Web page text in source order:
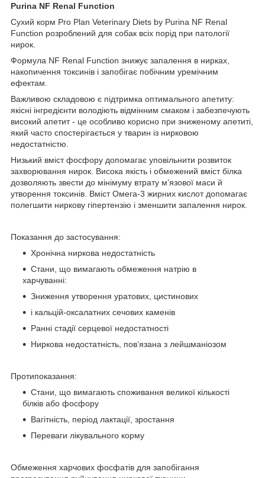
Purina NF Renal Function
Сухий корм Pro Plan Veterinary Diets by Purina NF Renal
Function розроблений для собак всіх порід при патології
нирок.
Формула NF Renal Function знижує запалення в нирках,
накопичення токсинів і запобігає побічним уремічним
ефектам.
Важливою складовою є підтримка оптимального апетиту:
якісні інгредієнти володіють відмінним смаком і забезпечують
високий апетит - це особливо корисно при зниженому апетиті,
який часто спостерігається у тварин із нирковою
недостатністю.
Низький вміст фосфору допомагає уповільнити розвиток
захворювання нирок. Висока якість і обмежений вміст білка
дозволяють звести до мінімуму втрату м’язової маси й
утворення токсинів. Вміст Омега-3 жирних кислот допомагає
полегшити ниркову гіпертензію і зменшити запалення нирок.
Показання до застосування:
Хронічна ниркова недостатність
Стани, що вимагають обмеження натрію в
харчуванні:
Зниження утворення уратових, цистинових
і кальцій-оксалатних сечових каменів
Ранні стадії серцевої недостатності
Ниркова недостатність, пов’язана з лейшманіозом
Протипоказання:
Стани, що вимагають споживання великої кількості
білків або фосфору
Вагітність, період лактації, зростання
Переваги лікувального корму
Обмеження харчових фосфатів для запобігання